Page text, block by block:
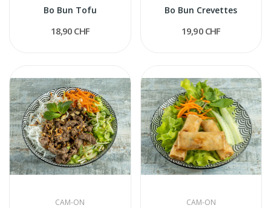
Bo Bun Tofu
18,90 CHF
Bo Bun Crevettes
19,90 CHF
CAM-ON CAM-ON